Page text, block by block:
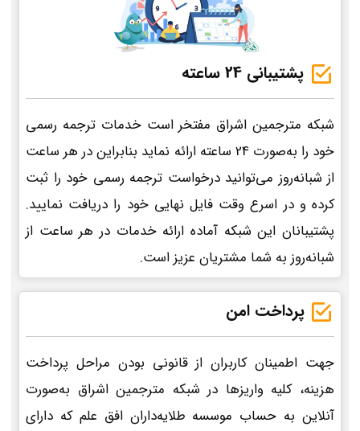
پشتیبانی 24 ساعته
شبکه مترجمین اشراق مفتخر است خدمات ترجمه رسمی
خود را به‌صورت 24 ساعته ارائه نماید بنابراین در هر ساعت
از شبانه‌روز می‌توانید درخواست ترجمه رسمی خود را ثبت
کرده و در اسرع وقت فایل نهایی خود را دریافت نمایید.
پشتیبانان این شبکه آماده ارائه خدمات در هر ساعت از
شبانه‌روز به شما مشتریان عزیز است.
پرداخت امن
جهت اطمینان کاربران از قانونی بودن مراحل پرداخت
هزینه، کلیه واریزها در شبکه مترجمین اشراق به‌صورت
آنلاین به حساب موسسه طلایه‌داران افق علم که دارای